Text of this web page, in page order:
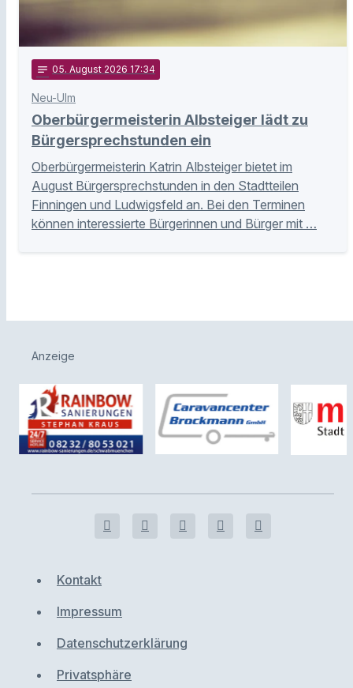
notes 05. August 2026 17:34
Neu-Ulm
Oberbürgermeisterin Albsteiger lädt zu
Bürgersprechstunden ein
Oberbürgermeisterin Katrin Albsteiger bietet im
August Bürgersprechstunden in den Stadtteilen
Finningen und Ludwigsfeld an. Bei den Terminen
können interessierte Bürgerinnen und Bürger mit …
Anzeige
Kontakt
Impressum
Datenschutzerklärung
Privatsphäre